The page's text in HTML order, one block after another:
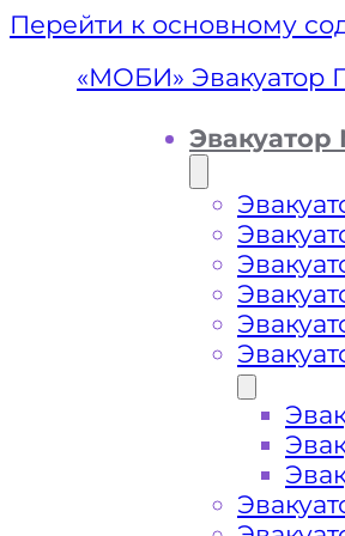
Перейти к основному
«МОБИ» Эвакуатор
Эвакуатор